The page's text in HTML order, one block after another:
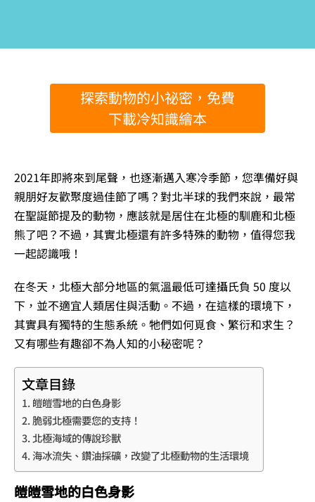
探索動物的小祕密，免費
下載冷知識繪本
2021年即將來到尾聲，也逐漸邁入寒冷季節，您準備好與
親朋好友歡聚度過佳節了嗎？對北半球的我們來說，最常
在聖誕節提及的動物，應該就是居住在北極的馴鹿和北極
熊了吧？不過，其實北極還有許多特殊的動物，值得您我
一起認識哦！
在冬天，北極大部分地區的氣溫最低可達攝氏負 50 度以
下，並不適宜人類居住與活動。不過，在這樣的環境下，
其實具有獨特的生態系統。牠們如何覓食、繁衍和求生？
又有哪些有趣卻不為人知的小秘密呢？
文章目錄
皚皚雪地的白色身影
脆弱北極需要您的支持！
北極海域的傳說珍獸
海冰流失、鑽油採礦，改變了北極動物的生活環境
皚皚雪地的白色身影